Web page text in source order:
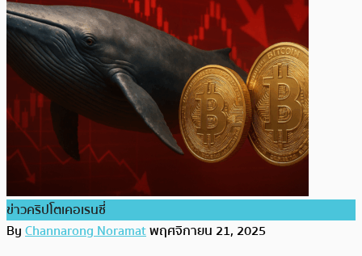
ข่าวคริปโตเคอเรนซี่
ByChannarong Noramatพฤศจิกายน 21, 2025